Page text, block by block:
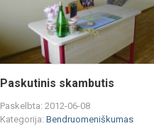
Paskutinis skambutis
Paskelbta: 2012-06-08
Kategorija:Bendruomeniškumas